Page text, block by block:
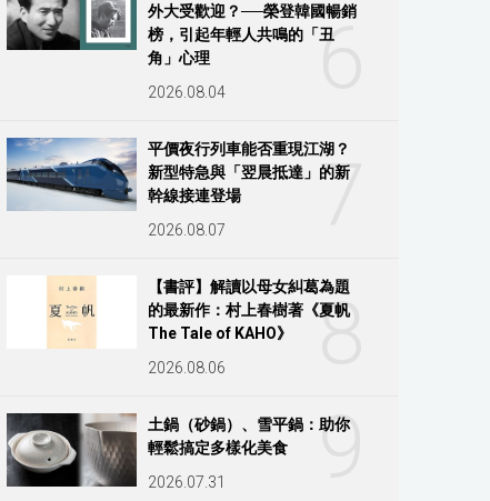
6
外大受歡迎？──榮登韓國暢銷
榜，引起年輕人共鳴的「丑
角」心理
2026.08.04
7
平價夜行列車能否重現江湖？
新型特急與「翌晨抵達」的新
幹線接連登場
2026.08.07
8
【書評】解讀以母女糾葛為題
的最新作：村上春樹著《夏帆
The Tale of KAHO》
2026.08.06
9
土鍋（砂鍋）、雪平鍋：助你
輕鬆搞定多樣化美食
2026.07.31